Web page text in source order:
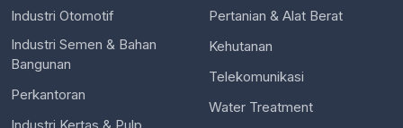
Industri Otomotif
Industri Semen & Bahan
Bangunan
Perkantoran
Pertanian & Alat Berat
Kehutanan
Telekomunikasi
Water Treatment